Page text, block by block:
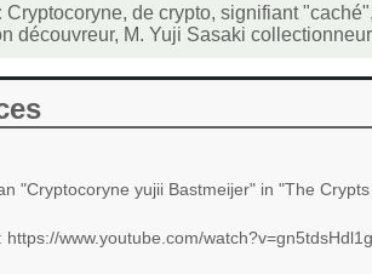
Cryptocoryne, de crypto, signifiant
découvreur, M. Yuji Sasaki
"Cryptocoryne yujii Bastmeijer" in "The
https://www.youtube.com/